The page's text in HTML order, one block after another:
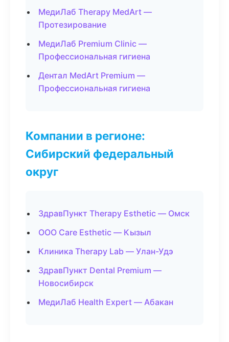
МедиЛаб Therapy MedArt —
Протезирование
МедиЛаб Premium Clinic —
Профессиональная гигиена
Дентал MedArt Premium —
Профессиональная гигиена
Компании в регионе:
Сибирский федеральный
округ
ЗдравПункт Therapy Esthetic — Омск
ООО Care Esthetic — Кызыл
Клиника Therapy Lab — Улан-Удэ
ЗдравПункт Dental Premium —
Новосибирск
МедиЛаб Health Expert — Абакан